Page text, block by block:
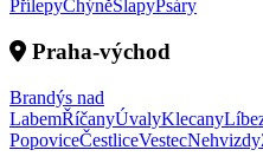
PřílepyChýněSlapyPsáry
Praha-východ
Brandýs nad
LabemŘíčanyÚvalyKlecany
PopoviceČestliceVestecNehvizdy